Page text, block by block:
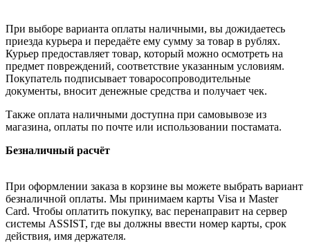
При выборе варианта оплаты наличными, вы дожидаетесь
приезда курьера и передаёте ему сумму за товар в рублях.
Курьер предоставляет товар, который можно осмотреть на
предмет повреждений, соответствие указанным условиям.
Покупатель подписывает товаросопроводительные
документы, вносит денежные средства и получает чек.
Также оплата наличными доступна при самовывозе из
магазина, оплаты по почте или использовании постамата.
Безналичный расчёт
При оформлении заказа в корзине вы можете выбрать вариант
безналичной оплаты. Мы принимаем карты Visa и Master
Card. Чтобы оплатить покупку, вас перенаправит на сервер
системы ASSIST, где вы должны ввести номер карты, срок
действия, имя держателя.